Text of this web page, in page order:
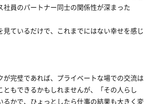
社員のパートナー同士の関係性が深まった
見ているだけで、これまでにはない幸せを感じ
が完璧であれば、プライベートな場での交流は
ともできるかもしれませんが、「その人らし
るかで、ひょっとしたら仕事の結果も大きく変